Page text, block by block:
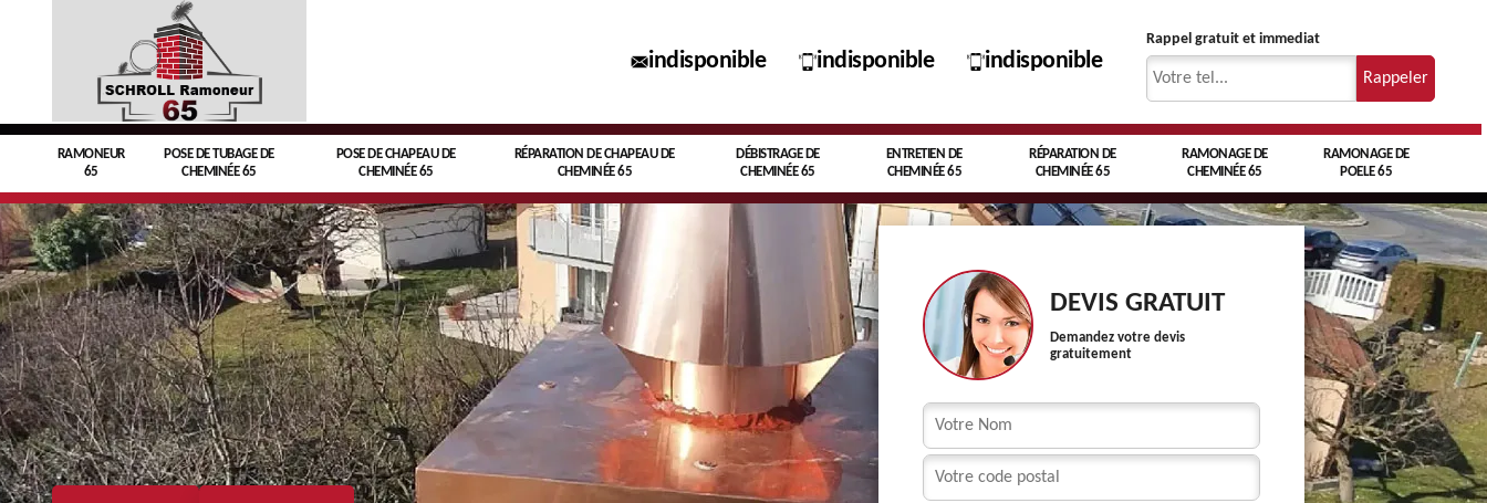
indisponible indisponible indisponible
Rappel gratuit et immediat
RAMONEUR
65
POSE DE TUBAGE DE
CHEMINÉE 65
POSE DE CHAPEAU DE
CHEMINÉE 65
RÉPARATION DE CHAPEAU DE
CHEMINÉE 65
DÉBISTRAGE DE
CHEMINÉE 65
ENTRETIEN DE
CHEMINÉE 65
RÉPARATION DE
CHEMINÉE 65
RAMONAGE DE
CHEMINÉE 65
RAMONAGE DE
POELE 65
DEVIS GRATUIT
Demandez votre devis
gratuitement